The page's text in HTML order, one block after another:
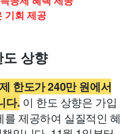
기회 제공
도 상향
한도가 240만 원에서
다. 이 한도 상향은 가입
제공하여 실질적인 혜